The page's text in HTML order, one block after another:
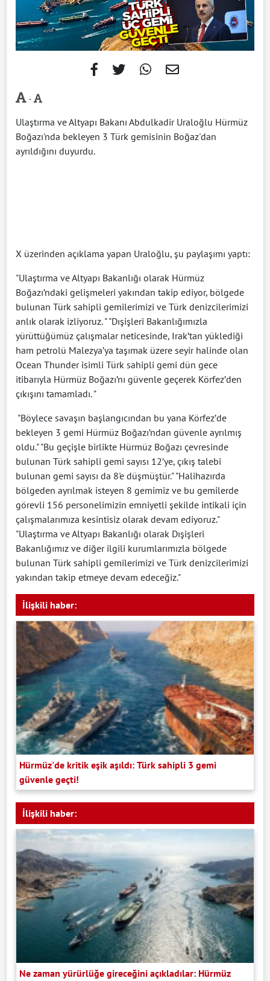
-
Ulaştırma ve Altyapı Bakanı Abdulkadir Uraloğlu Hürmüz
Boğazı'nda bekleyen 3 Türk gemisinin Boğaz'dan
ayrıldığını duyurdu.
X üzerinden açıklama yapan Uraloğlu, şu paylaşımı yaptı:
"Ulaştırma ve Altyapı Bakanlığı olarak Hürmüz
Boğazı’ndaki gelişmeleri yakından takip ediyor, bölgede
bulunan Türk sahipli gemilerimizi ve Türk denizcilerimizi
anlık olarak izliyoruz. " "Dışişleri Bakanlığımızla
yürüttüğümüz çalışmalar neticesinde, Irak’tan yüklediği
ham petrolü Malezya’ya taşımak üzere seyir halinde olan
Ocean Thunder isimli Türk sahipli gemi dün gece
itibarıyla Hürmüz Boğazı’nı güvenle geçerek Körfez’den
çıkışını tamamladı. "
"Böylece savaşın başlangıcından bu yana Körfez’de
bekleyen 3 gemi Hürmüz Boğazı’ndan güvenle ayrılmış
oldu." "Bu geçişle birlikte Hürmüz Boğazı çevresinde
bulunan Türk sahipli gemi sayısı 12’ye, çıkış talebi
bulunan gemi sayısı da 8'e düşmüştür." "Halihazırda
bölgeden ayrılmak isteyen 8 gemimiz ve bu gemilerde
görevli 156 personelimizin emniyetli şekilde intikali için
çalışmalarımıza kesintisiz olarak devam ediyoruz."
"Ulaştırma ve Altyapı Bakanlığı olarak Dışişleri
Bakanlığımız ve diğer ilgili kurumlarımızla bölgede
bulunan Türk sahipli gemilerimizi ve Türk denizcilerimizi
yakından takip etmeye devam edeceğiz."
İlişkili haber:
Hürmüz'de kritik eşik aşıldı: Türk sahipli 3 gemi
güvenle geçti!
İlişkili haber:
Ne zaman yürürlüğe gireceğini açıkladılar: Hürmüz